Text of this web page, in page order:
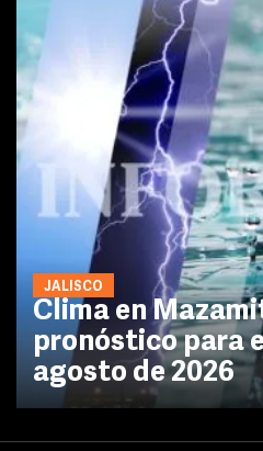
JALISCO
Clima en
pronóstico para
agosto de 2026